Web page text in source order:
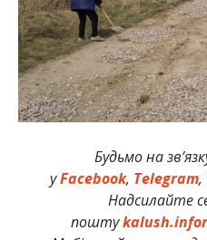
Будьмо на
уFacebook, Telegram,
Надсилайте
пошту